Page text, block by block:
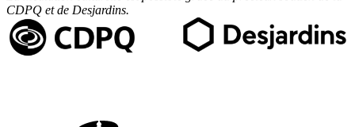
CDPQ et de Desjardins.